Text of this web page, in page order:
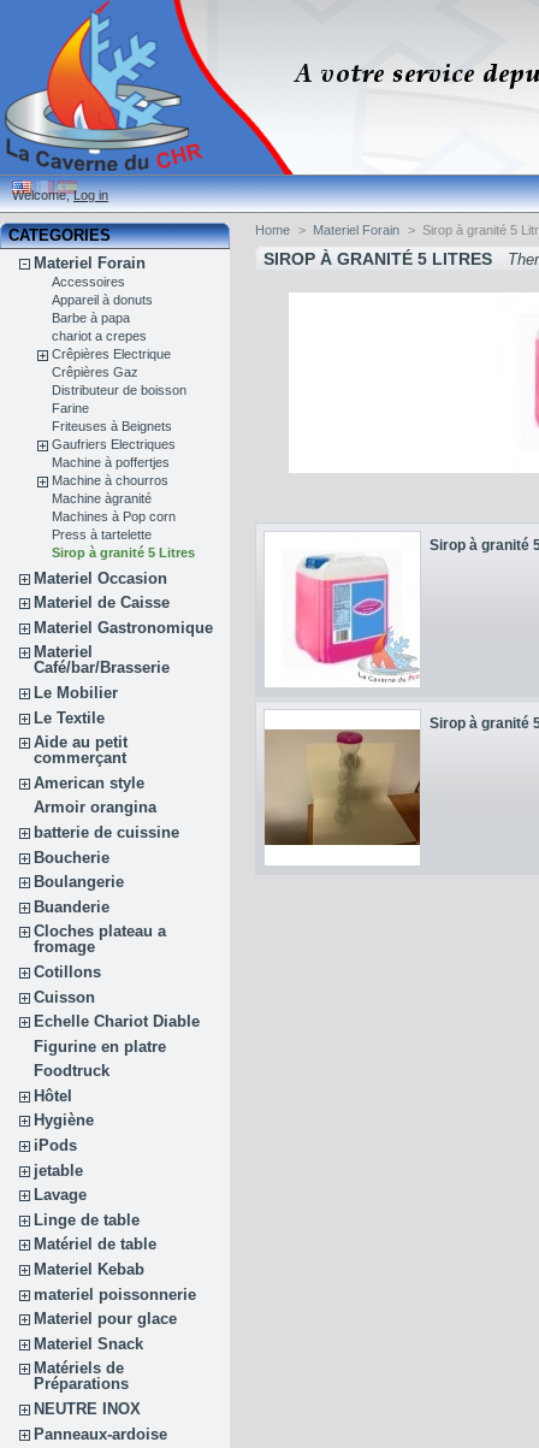
Welcome,Log in
CATEGORIES
Materiel Forain
Accessoires
Appareil à donuts
Barbe à papa
chariot a crepes
Crêpières Electrique
Crêpières Gaz
Distributeur de boisson
Farine
Friteuses à Beignets
Gaufriers Electriques
Machine à poffertjes
Machine à chourros
Machine àgranité
Machines à Pop corn
Press à tartelette
Sirop à granité 5 Litres
Materiel Occasion
Materiel de Caisse
Materiel Gastronomique
Materiel
Café/bar/Brasserie
Le Mobilier
Le Textile
Aide au petit
commerçant
American style
Armoir orangina
batterie de cuissine
Boucherie
Boulangerie
Buanderie
Cloches plateau a
fromage
Cotillons
Cuisson
Echelle Chariot Diable
Figurine en platre
Foodtruck
Hôtel
Hygiène
iPods
jetable
Lavage
Linge de table
Matériel de table
Materiel Kebab
materiel poissonnerie
Materiel pour glace
Materiel Snack
Matériels de
Préparations
NEUTRE INOX
Panneaux-ardoise
Home > Materiel Forain > Sirop à granité 5
SIROP À GRANITÉ 5 LITRES
Sirop à granité
Sirop à granité